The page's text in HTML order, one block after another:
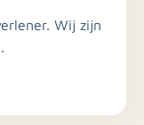
Wij zijn